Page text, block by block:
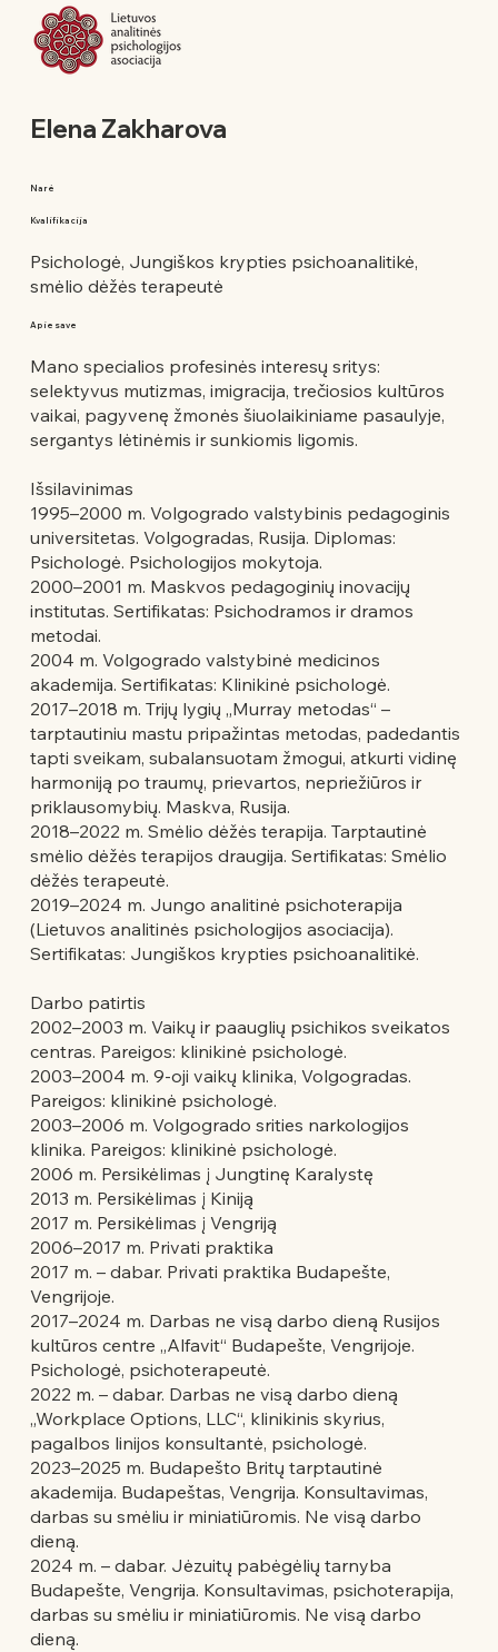
Elena Zakharova
Narė
Kvalifikacija
Psichologė, Jungiškos krypties psichoanalitikė,
smėlio dėžės terapeutė
Apie save
Mano specialios profesinės interesų sritys:
selektyvus mutizmas, imigracija, trečiosios kultūros
vaikai, pagyvenę žmonės šiuolaikiniame pasaulyje,
sergantys lėtinėmis ir sunkiomis ligomis.
Išsilavinimas
1995–2000 m. Volgogrado valstybinis pedagoginis
universitetas. Volgogradas, Rusija. Diplomas:
Psichologė. Psichologijos mokytoja.
2000–2001 m. Maskvos pedagoginių inovacijų
institutas. Sertifikatas: Psichodramos ir dramos
metodai.
2004 m. Volgogrado valstybinė medicinos
akademija. Sertifikatas: Klinikinė psichologė.
2017–2018 m. Trijų lygių „Murray metodas“ –
tarptautiniu mastu pripažintas metodas, padedantis
tapti sveikam, subalansuotam žmogui, atkurti vidinę
harmoniją po traumų, prievartos, nepriežiūros ir
priklausomybių. Maskva, Rusija.
2018–2022 m. Smėlio dėžės terapija. Tarptautinė
smėlio dėžės terapijos draugija. Sertifikatas: Smėlio
dėžės terapeutė.
2019–2024 m. Jungo analitinė psichoterapija
(Lietuvos analitinės psichologijos asociacija).
Sertifikatas: Jungiškos krypties psichoanalitikė.
Darbo patirtis
2002–2003 m. Vaikų ir paauglių psichikos sveikatos
centras. Pareigos: klinikinė psichologė.
2003–2004 m. 9-oji vaikų klinika, Volgogradas.
Pareigos: klinikinė psichologė.
2003–2006 m. Volgogrado srities narkologijos
klinika. Pareigos: klinikinė psichologė.
2006 m. Persikėlimas į Jungtinę Karalystę
2013 m. Persikėlimas į Kiniją
2017 m. Persikėlimas į Vengriją
2006–2017 m. Privati praktika
2017 m. – dabar. Privati praktika Budapešte,
Vengrijoje.
2017–2024 m. Darbas ne visą darbo dieną Rusijos
kultūros centre „Alfavit“ Budapešte, Vengrijoje.
Psichologė, psichoterapeutė.
2022 m. – dabar. Darbas ne visą darbo dieną
„Workplace Options, LLC“, klinikinis skyrius,
pagalbos linijos konsultantė, psichologė.
2023–2025 m. Budapešto Britų tarptautinė
akademija. Budapeštas, Vengrija. Konsultavimas,
darbas su smėliu ir miniatiūromis. Ne visą darbo
dieną.
2024 m. – dabar. Jėzuitų pabėgėlių tarnyba
Budapešte, Vengrija. Konsultavimas, psichoterapija,
darbas su smėliu ir miniatiūromis. Ne visą darbo
dieną.